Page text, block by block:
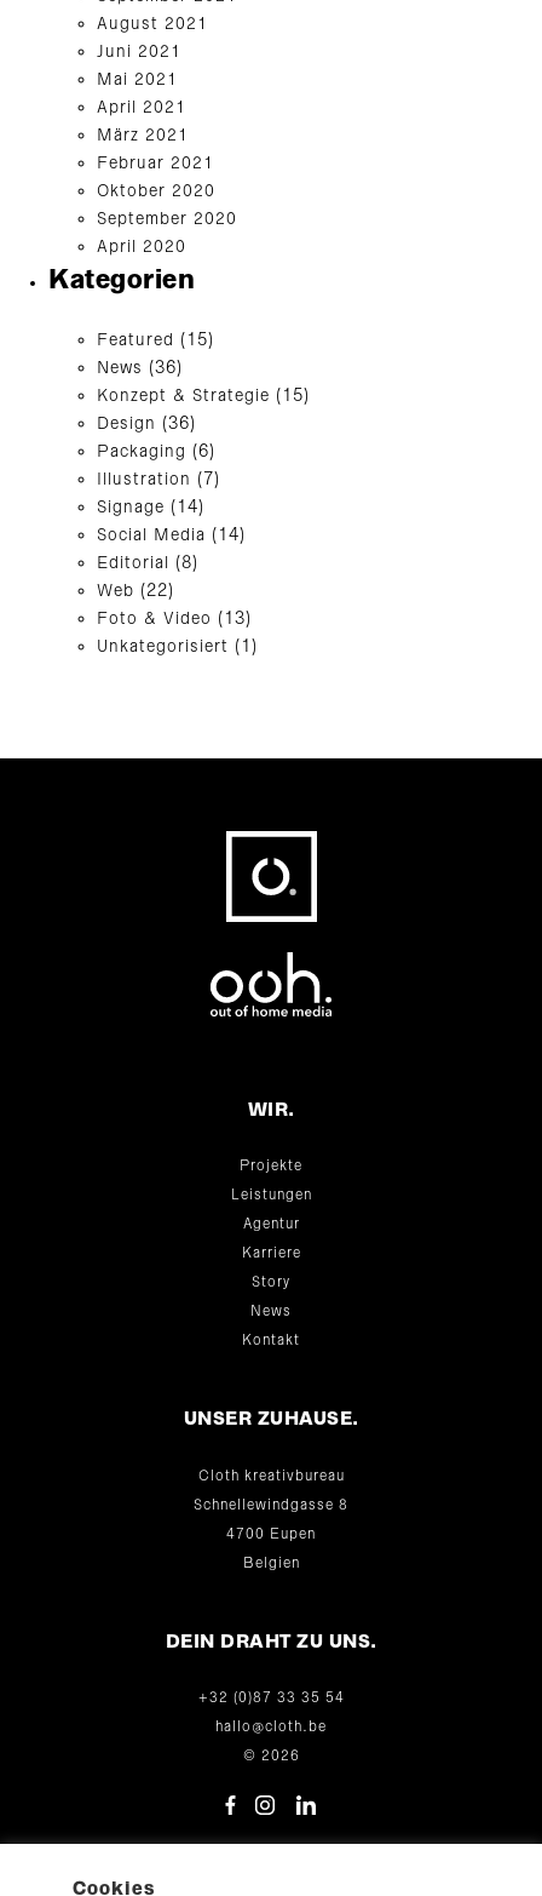
August 2021
Juni 2021
Mai 2021
April 2021
März 2021
Februar 2021
Oktober 2020
September 2020
April 2020
Kategorien
Featured (15)
News (36)
Konzept & Strategie (15)
Design (36)
Packaging (6)
Illustration (7)
Signage (14)
Social Media (14)
Editorial (8)
Web (22)
Foto & Video (13)
Unkategorisiert (1)
WIR.
Projekte
Leistungen
Agentur
Karriere
Story
News
Kontakt
UNSER ZUHAUSE.
Cloth kreativbureau
Schnellewindgasse 8
4700 Eupen
Belgien
DEIN DRAHT ZU UNS.
+32 (0)87 33 35 54
hallo@cloth.be
© 2026
Cookies